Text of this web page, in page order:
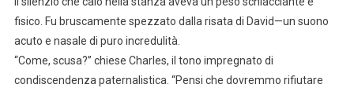
fisico. Fu bruscamente spezzato dalla risata di David—un suono
acuto e nasale di puro incredulità.
“Come, scusa?” chiese Charles, il tono impregnato di
condiscendenza paternalistica. “Pensi che dovremmo rifiutare